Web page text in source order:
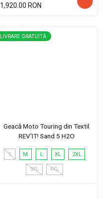
1,920.00 RON
LIVRARE GRATUITĂ
Geacă Moto Touring din Textil
REV'IT! Sand 5 H2O
S M L XL 2XL
3XL 4XL